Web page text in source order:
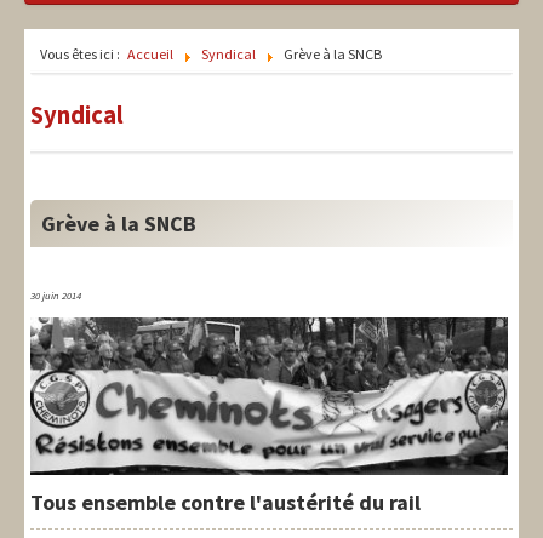
Théorie
Europe
Social
Thèmes
Vous êtes ici : Accueil Syndical Grève à la SNCB
Syndical
Grève à la SNCB
30 juin 2014
Tous ensemble contre l'austérité du rail